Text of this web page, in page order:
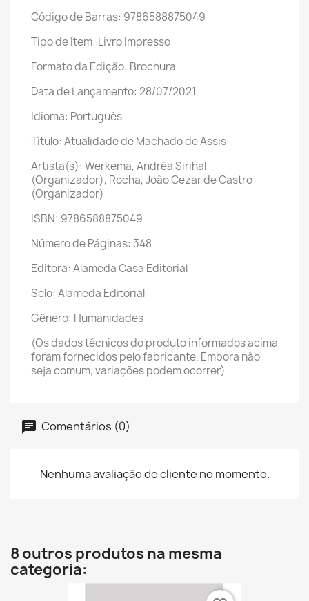
Código de Barras: 9786588875049
Tipo de Item: Livro Impresso
Formato da Edição: Brochura
Data de Lançamento: 28/07/2021
Idioma: Português
Título: Atualidade de Machado de Assis
Artista(s): Werkema, Andréa Sirihal
(Organizador), Rocha, João Cezar de Castro
(Organizador)
ISBN: 9786588875049
Número de Páginas: 348
Editora: Alameda Casa Editorial
Selo: Alameda Editorial
Gênero: Humanidades
(Os dados técnicos do produto informados acima
foram fornecidos pelo fabricante. Embora não
seja comum, variações podem ocorrer)
Comentários (0)
Nenhuma avaliação de cliente no momento.
8 outros produtos na mesma
categoria: